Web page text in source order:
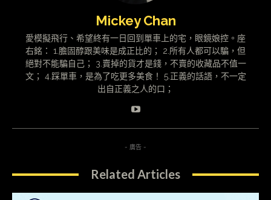
Mickey Chan
愛模擬飛行、希望終有一日回到單車上的宅，眼鏡娘控。座
右銘： 1.膽固醇跟美味是成正比的； 2.所有人都可以騙，但
絕對不能騙自己； 3.賣掉的貨才是錢，不賣的收藏品不值一
文； 4.踩單車，是為了吃更多美食！ 5.正義的話語，不一定
出自正義之人的口；
- 廣告 -
Related Articles